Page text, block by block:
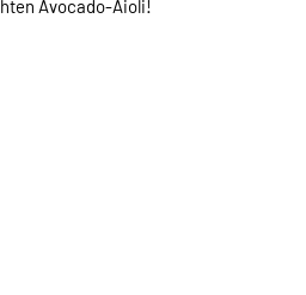
Avocado-Aioli!